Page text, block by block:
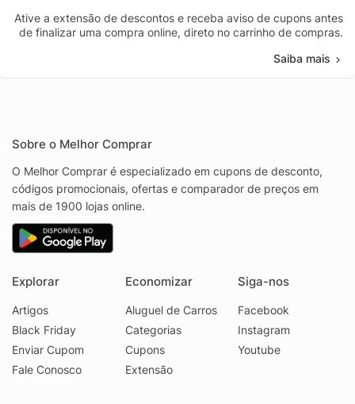
Ative a extensão de descontos e receba aviso de cupons antes
de finalizar uma compra online, direto no carrinho de compras.
Saiba mais
Sobre o Melhor Comprar
O Melhor Comprar é especializado em cupons de desconto,
códigos promocionais, ofertas e comparador de preços em
mais de 1900 lojas online.
Explorar
Artigos
Black Friday
Enviar Cupom
Fale Conosco
Economizar
Aluguel de Carros
Categorias
Cupons
Extensão
Siga-nos
Facebook
Instagram
Youtube